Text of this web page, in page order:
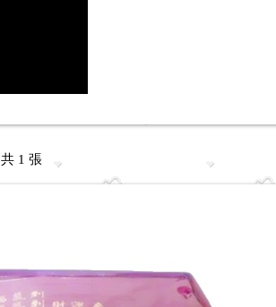
共 1 張